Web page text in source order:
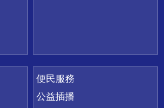
便民服務
公益插播